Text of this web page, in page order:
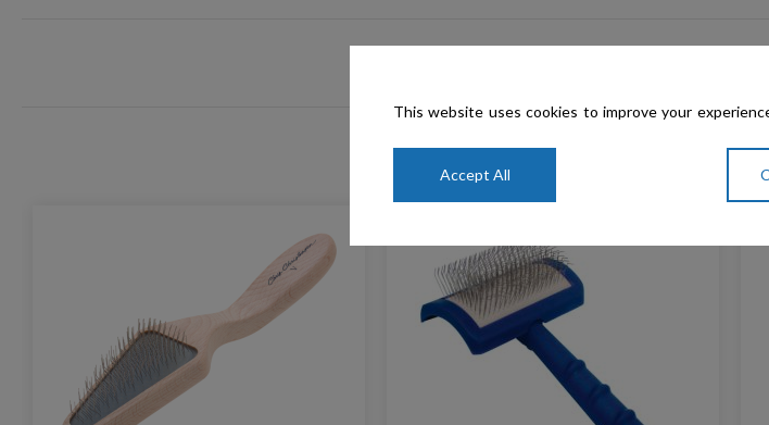
This website uses cookies to improve your
Accept All